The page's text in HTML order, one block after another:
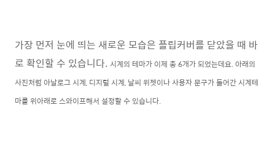
가장 먼저 눈에 띄는 새로운 모습은 플립커버를 닫았을 때 바
로 확인할 수 있습니다. 시계의 테마가 이제 총 6개가 되었는데요. 아래의
사진처럼 아날로그 시계, 디지털 시계, 날씨 위젯이나 사용자 문구가 들어간 시계테
마를 위아래로 스와이프해서 설정할 수 있습니다.